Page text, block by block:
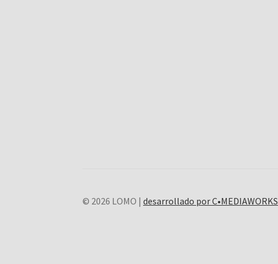
© 2026 LOMO |desarrollado por C•MEDIAWORKS